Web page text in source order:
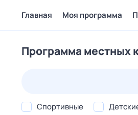
Главная Моя программа
Программа местных
Спортивные